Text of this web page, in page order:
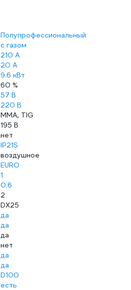
Полупрофессиональный
с газом
210 А
20 А
9.6 кВт
60 %
57 В
220 В
MMA, TIG
195 В
нет
IP21S
воздушное
EURO
1
0.6
2
DX25
да
да
да
нет
да
да
D100
есть